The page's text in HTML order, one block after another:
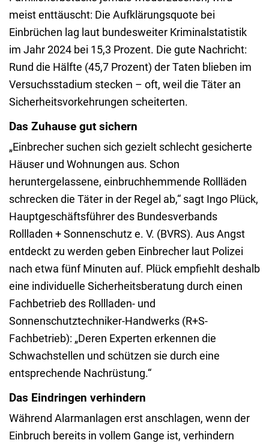
meist enttäuscht: Die Aufklärungsquote bei
Einbrüchen lag laut bundesweiter Kriminalstatistik
im Jahr 2024 bei 15,3 Prozent. Die gute Nachricht:
Rund die Hälfte (45,7 Prozent) der Taten blieben im
Versuchsstadium stecken – oft, weil die Täter an
Sicherheitsvorkehrungen scheiterten.
Das Zuhause gut sichern
„Einbrecher suchen sich gezielt schlecht gesicherte
Häuser und Wohnungen aus. Schon
heruntergelassene, einbruchhemmende Rollläden
schrecken die Täter in der Regel ab,“ sagt Ingo Plück,
Hauptgeschäftsführer des Bundesverbands
Rollladen + Sonnenschutz e. V. (BVRS). Aus Angst
entdeckt zu werden geben Einbrecher laut Polizei
nach etwa fünf Minuten auf. Plück empfiehlt deshalb
eine individuelle Sicherheitsberatung durch einen
Fachbetrieb des Rollladen- und
Sonnenschutztechniker-Handwerks (R+S-
Fachbetrieb): „Deren Experten erkennen die
Schwachstellen und schützen sie durch eine
entsprechende Nachrüstung.“
Das Eindringen verhindern
Während Alarmanlagen erst anschlagen, wenn der
Einbruch bereits in vollem Gange ist, verhindern